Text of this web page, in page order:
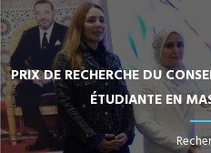
PRIX DE RECHERCHE DU
ÉTUDIANTE EN